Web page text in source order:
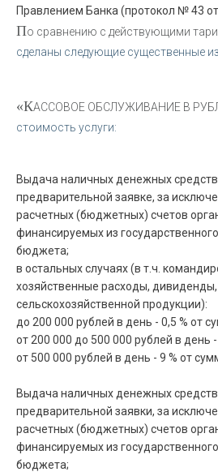
Правлением Банка (протокол № 43 от
По сравнению с действующими
сделаны следующие существенные
«КАССОВОЕ ОБСЛУЖИВАНИЕ В
стоимость услуги:
Выдача наличных денежных
предварительной заявке, за
расчетных (бюджетных) счетов
финансируемых из
бюджета;
в остальных случаях (в т.ч.
хозяйственные расходы, дивиденды,
сельскохозяйственной продукции):
до 200 000 рублей в день - 0,5 % от
от 200 000 до 500 000 рублей в день
от 500 000 рублей в день - 9 % от
Выдача наличных денежных
предварительной заявки, за
расчетных (бюджетных) счетов
финансируемых из
бюджета;